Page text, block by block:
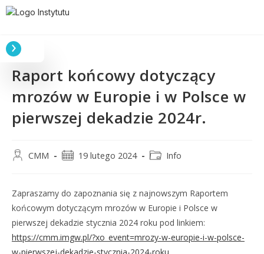
Raport końcowy dotyczący
mrozów w Europie i w Polsce w
pierwszej dekadzie 2024r.
CMM 19 lutego 2024 Info
Zapraszamy do zapoznania się z najnowszym Raportem
końcowym dotyczącym mrozów w Europie i Polsce w
pierwszej dekadzie stycznia 2024 roku pod linkiem:
https://cmm.imgw.pl/?xo_event=mrozy-w-europie-i-w-polsce-